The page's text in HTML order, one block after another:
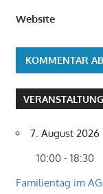
Website
7. August 2026
10:00 - 18:30
Familientag im